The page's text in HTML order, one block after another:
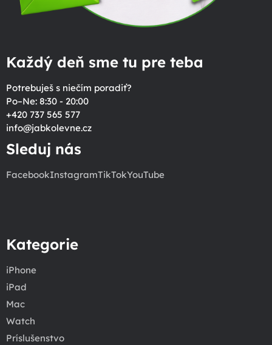
Každý deň sme tu pre teba
Potrebuješ s niečím poradiť?
Po–Ne: 8:30 - 20:00
+420 737 565 577
info@jabkolevne.cz
Sleduj nás
FacebookInstagramTikTokYouTube
Kategorie
iPhone
iPad
Mac
Watch
Príslušenstvo